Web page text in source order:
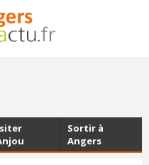
chaque vendredi dans
Sortir à
Angers